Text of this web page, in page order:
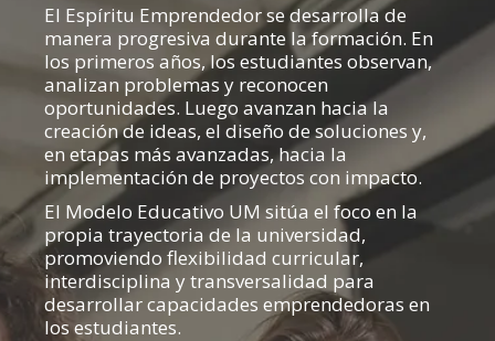
El Espíritu Emprendedor se desarrolla de
manera progresiva durante la formación. En
los primeros años, los estudiantes observan,
analizan problemas y reconocen
oportunidades. Luego avanzan hacia la
creación de ideas, el diseño de soluciones y,
en etapas más avanzadas, hacia la
implementación de proyectos con impacto.
El Modelo Educativo UM sitúa el foco en la
propia trayectoria de la universidad,
promoviendo flexibilidad curricular,
interdisciplina y transversalidad para
desarrollar capacidades emprendedoras en
los estudiantes.